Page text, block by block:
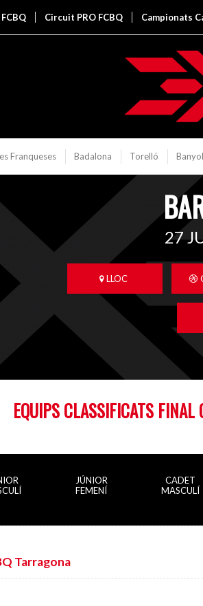
Circuit PRO FCBQ Campionats
Franqueses Badalona Torelló
27
LLOC
EQUIPS CLASSIFICATS FINAL
JÚNIOR
FEMENÍ
CADET
MASCULÍ
Tarragona